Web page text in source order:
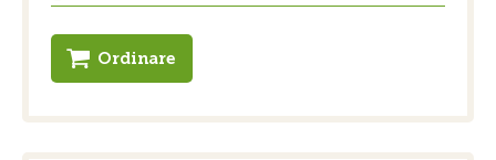
Ordinare